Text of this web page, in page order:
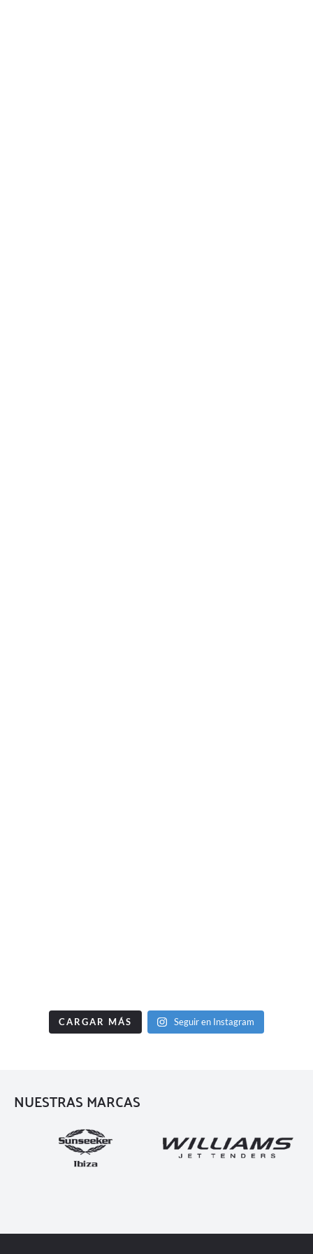
CARGAR MÁS Seguir en Instagram
NUESTRAS MARCAS